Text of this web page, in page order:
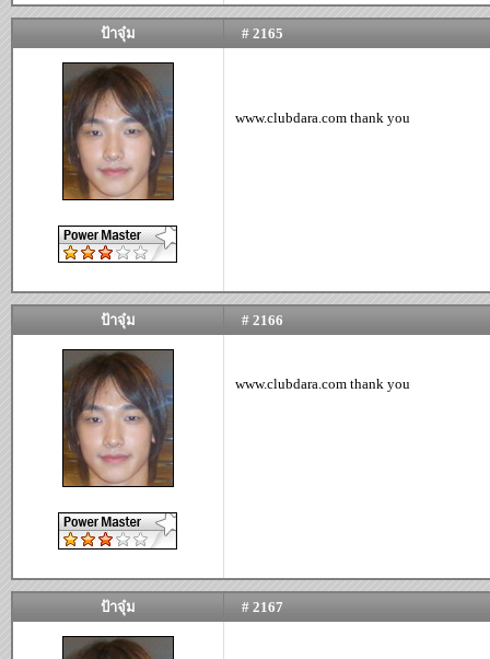
ป้าจุ๋ม # 2165
www.clubdara.com thank you
ป้าจุ๋ม # 2166
www.clubdara.com thank you
ป้าจุ๋ม # 2167